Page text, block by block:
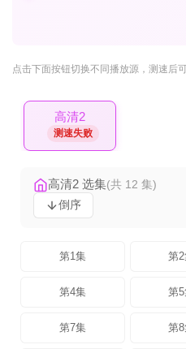
点击下面按钮切换不同播放源 ，测速后
高清2
测速失败
高清2 选集(共 12 集)
倒序
第1集 第2
第4集 第5
第7集 第8